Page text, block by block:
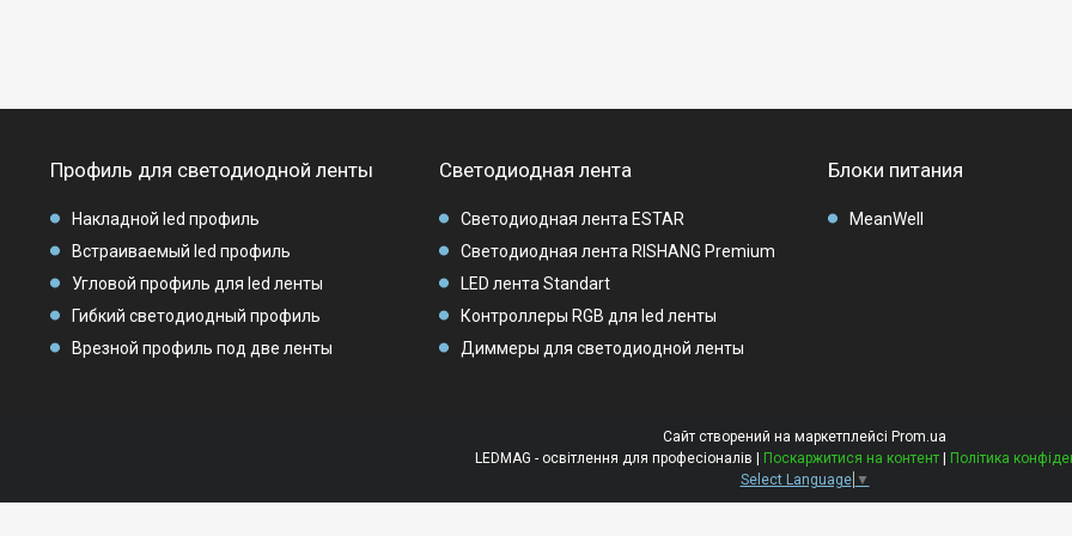
Профиль для светодиодной ленты
Накладной led профиль
Встраиваемый led профиль
Угловой профиль для led ленты
Гибкий светодиодный профиль
Врезной профиль под две ленты
Светодиодная лента
Светодиодная лента ESTAR
Светодиодная лента RISHANG Premium
LED лента Standart
Контроллеры RGB для led ленты
Диммеры для светодиодной ленты
Блоки питания
MeanWell
Сайт створений на маркетплейсі Prom.ua
LEDMAG - освітлення для професіоналів | Поскаржитися на контент | Політика
Select Language ▼